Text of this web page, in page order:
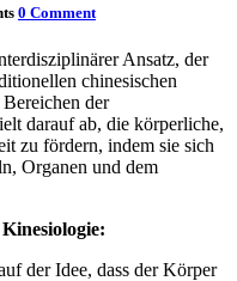
0 Comment
Ansatz, der
chinesischen
der
darauf ab, die körperliche,
zu fördern, indem sie sich
Organen und dem
der Idee, dass der Körper